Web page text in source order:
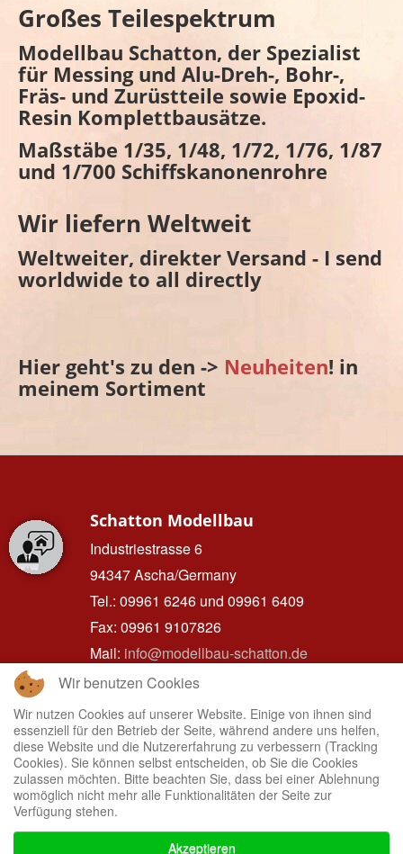
Großes Teilespektrum
Modellbau Schatton, der Spezialist
für Messing und Alu-Dreh-, Bohr-,
Fräs- und Zurüstteile sowie Epoxid-
Resin Komplettbausätze.
Maßstäbe 1/35, 1/48, 1/72, 1/76, 1/87
und 1/700 Schiffskanonenrohre
Wir liefern Weltweit
Weltweiter, direkter Versand - I send
worldwide to all directly
Hier geht's zu den -> Neuheiten! in
meinem Sortiment
Schatton Modellbau
Industriestrasse 6
94347 Ascha/Germany
Tel.: 09961 6246 und 09961 6409
Fax: 09961 9107826
Mail: info@modellbau-schatton.de
Hinweise zum Datenschutz
IMPRESSUM
DATENSCHUTZ
Wir benutzen Cookies
Wir nutzen Cookies auf unserer Website. Einige von ihnen sind
essenziell für den Betrieb der Seite, während andere uns helfen,
diese Website und die Nutzererfahrung zu verbessern (Tracking
Cookies). Sie können selbst entscheiden, ob Sie die Cookies
zulassen möchten. Bitte beachten Sie, dass bei einer Ablehnung
womöglich nicht mehr alle Funktionalitäten der Seite zur
Verfügung stehen.
Akzeptieren